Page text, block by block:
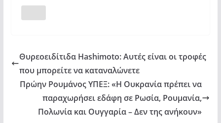
Θυρεοειδίτιδα Hashimoto: Αυτές είναι οι τροφές
που μπορείτε να καταναλώνετε
Πρώην Ρουμάνος ΥΠΕΞ: «Η Ουκρανία πρέπει να
παραχωρήσει εδάφη σε Ρωσία, Ρουμανία,
Πολωνία και Ουγγαρία – Δεν της ανήκουν»